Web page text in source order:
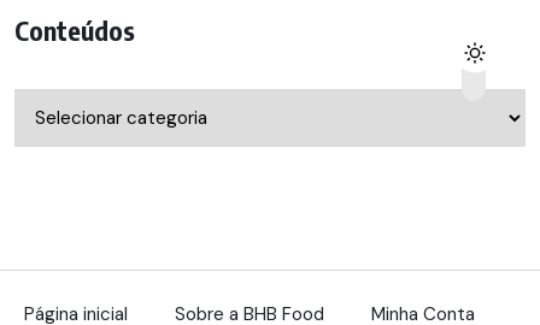
Conteúdos
Página inicial Sobre a BHB Food Minha Conta